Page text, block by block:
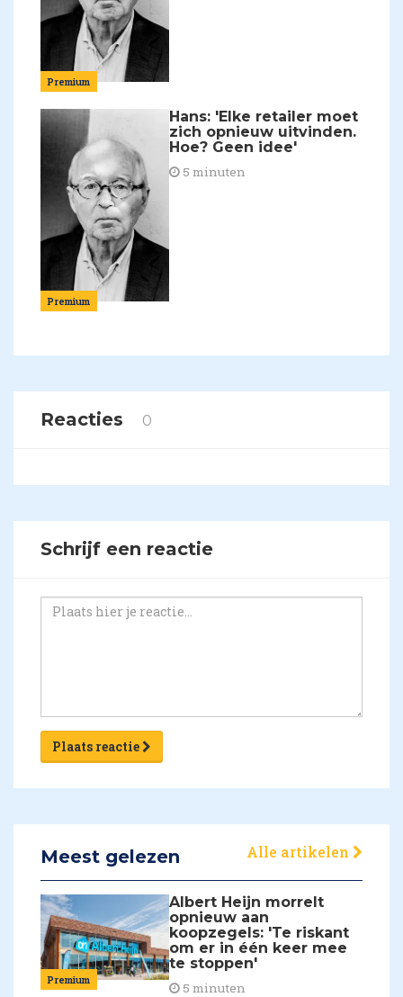
Premium
Premium
Hans: 'Elke retailer moet
zich opnieuw uitvinden.
Hoe? Geen idee'
5 minuten
Reacties 0
Schrijf een reactie
Plaats reactie
Meest gelezen Alle artikelen
Premium
Albert Heijn morrelt
opnieuw aan
koopzegels: 'Te riskant
om er in één keer mee
te stoppen'
5 minuten